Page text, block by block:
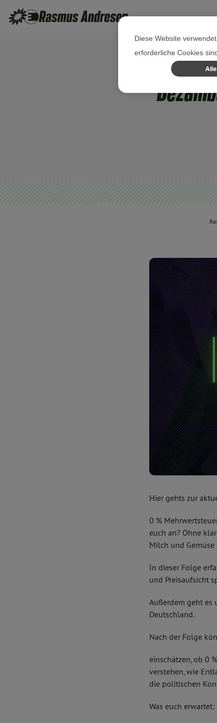
Hier gehts zur
0 %
euch an? Ohne
Milch und
In dieser Folge
und Preisaufsicht
Außerdem geht es
Deutschland.
Nach der Folge
einschätzen, ob 0
verstehen, wie
die politischen
Was euch erwartet:
Diese Website
erforderliche Cookies